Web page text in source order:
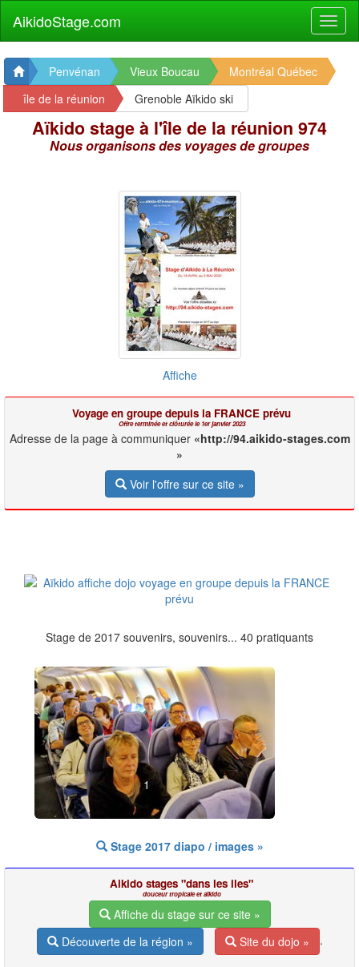
AikidoStage.com
Penvénan Vieux Boucau
Montréal Québec
île de la réunion
Grenoble Aïkido ski
Aïkido stage à l'île de la réunion 974
Nous organisons des voyages de groupes
Affiche
Voyage en groupe depuis la FRANCE prévu
Offre terminée et clôturée le 1er janvier 2023
Adresse de la page à communiquer http://94.aikido-stages.com
Voir l'offre sur ce site »
Stage de 2017 souvenirs, souvenirs... 40 pratiquants
1
Stage 2017 diapo / images »
Aikido stages "dans les iles"
douceur tropicale et aïkido
Affiche du stage sur ce site »
Découverte de la région »
Site du dojo » .